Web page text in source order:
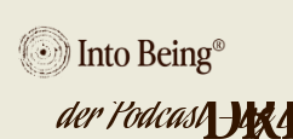
DA IST
der Podcast - by